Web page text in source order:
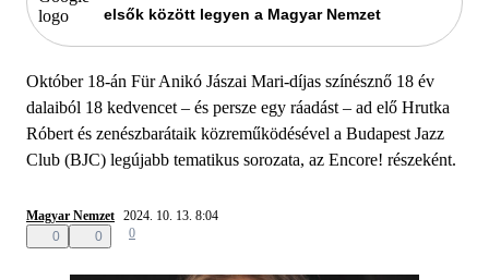
elsők között legyen a Magyar Nemzet
Október 18-án Für Anikó Jászai Mari-díjas színésznő 18 év
dalaiból 18 kedvencet – és persze egy ráadást – ad elő Hrutka
Róbert és zenészbarátaik közreműködésével a Budapest Jazz
Club (BJC) legújabb tematikus sorozata, az Encore! részeként.
Magyar Nemzet 2024. 10. 13. 8:04
0
0 0